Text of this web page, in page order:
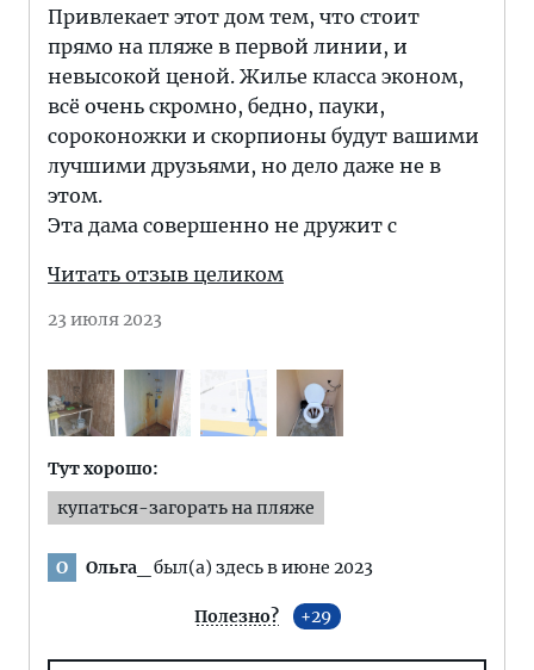
Привлекает этот дом тем, что стоит
прямо на пляже в первой линии, и
невысокой ценой. Жилье класса эконом,
всё очень скромно, бедно, пауки,
сороконожки и скорпионы будут вашими
лучшими друзьями, но дело даже не в
этом.
Эта дама совершенно не дружит с
Читать отзыв целиком
23 июля 2023
Тут хорошо:
купаться-загорать на пляже
О Ольга_ был(а) здесь в июне 2023
Полезно? 29